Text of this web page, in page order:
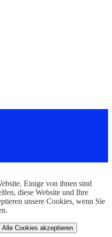
Einige von ihnen sind
diese Website und Ihre
unsere Cookies, wenn Sie
Alle Cookies akzeptieren